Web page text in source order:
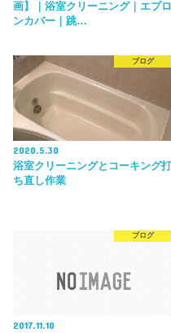
画】｜浴室クリーニング｜エプロ
ンカバー｜跳…
ブログ
2020.5.30
浴室クリーニングとコーキング打
ち直し作業
ブログ
2017.11.10